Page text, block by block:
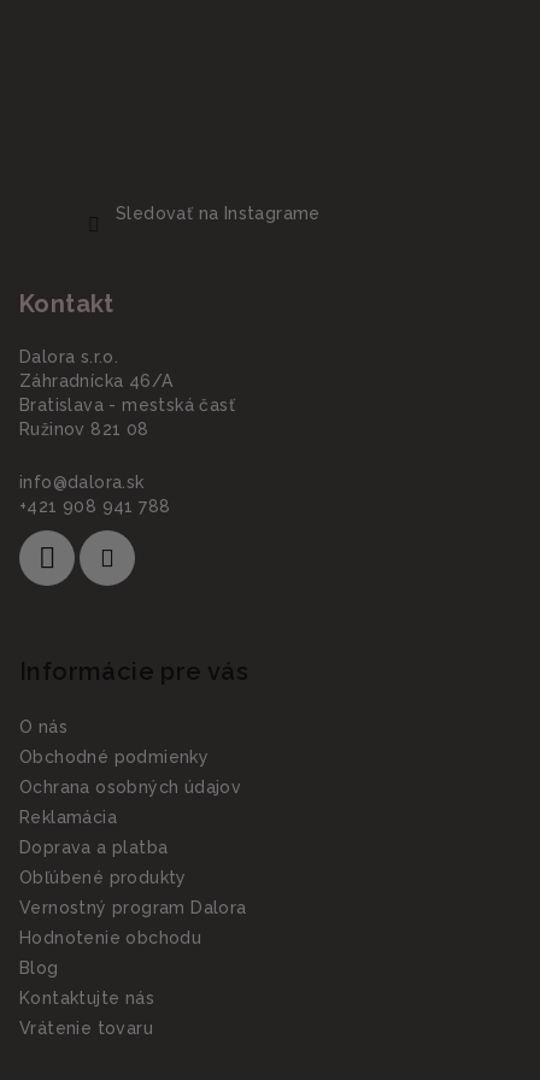
Sledovať na Instagrame
Kontakt
Dalora s.r.o.
Záhradnícka 46/A
Bratislava - mestská časť
Ružinov 821 08
info@dalora.sk
+421 908 941 788
Informácie pre vás
O nás
Obchodné podmienky
Ochrana osobných údajov
Reklamácia
Doprava a platba
Obľúbené produkty
Vernostný program Dalora
Hodnotenie obchodu
Blog
Kontaktujte nás
Vrátenie tovaru